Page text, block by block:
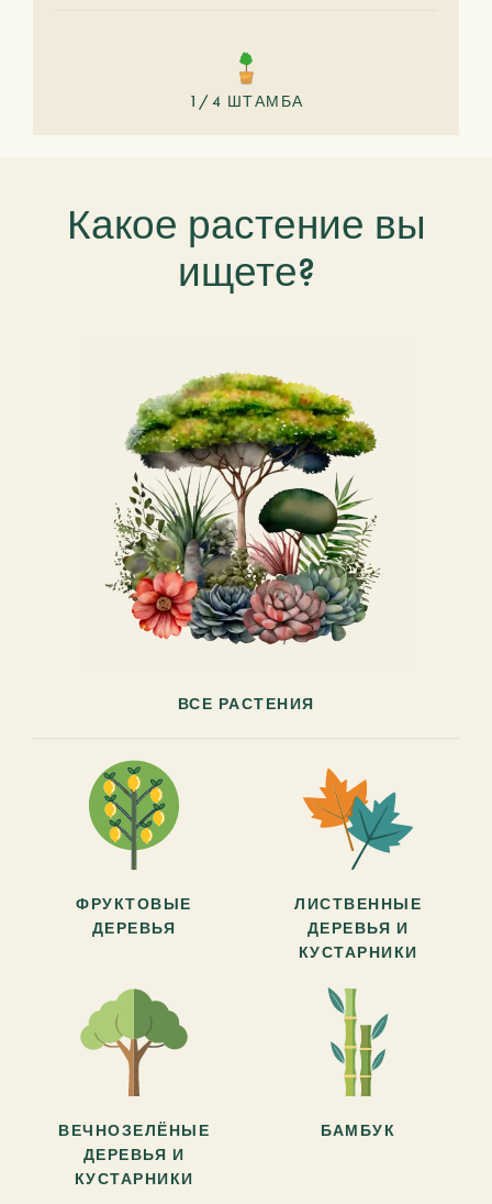
1/4 ШТАМБА
Какое растение вы
ищете?
ВСЕ РАСТЕНИЯ
ФРУКТОВЫЕ
ДЕРЕВЬЯ
ЛИСТВЕННЫЕ
ДЕРЕВЬЯ И
КУСТАРНИКИ
ВЕЧНОЗЕЛЁНЫЕ
ДЕРЕВЬЯ И
КУСТАРНИКИ
БАМБУК